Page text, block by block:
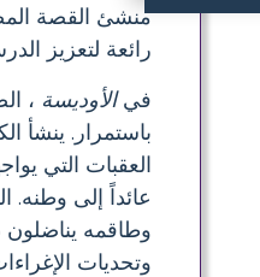
منشئ القصة
رائعة لتعزيز
فيالأوديسة ،
باستمرار. ينشأ
العقبات التي
عائداً إلى وطنه.
وطاقمه يناضلون
وتحديات